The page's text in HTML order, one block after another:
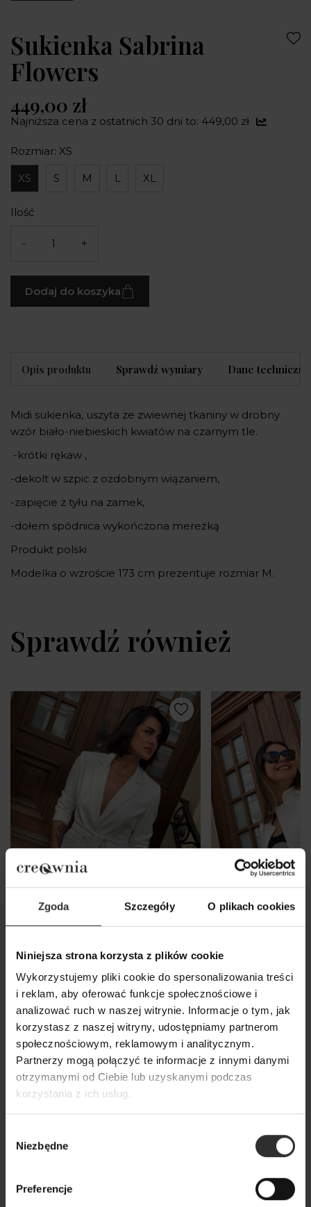
Zgoda Szczegóły O plikach cookies
Niniejsza strona korzysta z plików cookie
Wykorzystujemy pliki cookie do spersonalizowania treści
i reklam, aby oferować funkcje społecznościowe i
analizować ruch w naszej witrynie. Informacje o tym, jak
korzystasz z naszej witryny, udostępniamy partnerom
społecznościowym, reklamowym i analitycznym.
Partnerzy mogą połączyć te informacje z innymi danymi
otrzymanymi od Ciebie lub uzyskanymi podczas
korzystania z ich usług.
zgody
Niezbędne
Preferencje
Sukienka Sabrina
Flowers
449,00 zł
Najniższa cena z ostatnich 30 dni to: 449,00 zł
Rozmiar: XS
XS S M L XL
Ilość
- +
Dodaj do koszyka
Opis produktu Sprawdź wymiary Dane techniczne
Midi sukienka, uszyta ze zwiewnej tkaniny w drobny
wzór biało-niebieskich kwiatów na czarnym tle.
-krótki rękaw ,
-dekolt w szpic z ozdobnym wiązaniem,
-zapięcie z tyłu na zamek,
-dołem spódnica wykończona mereżką
Produkt polski
Modelka o wzroście 173 cm prezentuje rozmiar M.
Sprawdź również
Biały Elegancki Żakiet taliowany
z szerokim pasem White
629,00 zł
Białe Wdzianko
raglanowym
White
339,00 zł
Popularne produkty